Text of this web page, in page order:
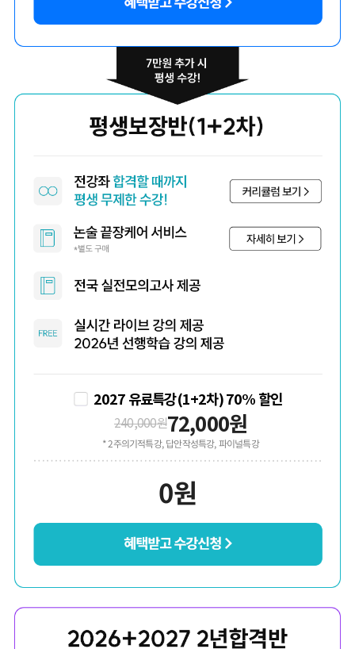
2027 유료특강(1+2차) 70% 할인
240,000원72,000원
* 2주의기적특강, 답안작성특강, 파이널특강
0원